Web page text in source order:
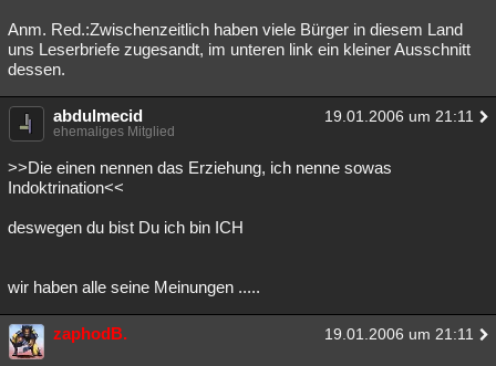
Anm. Red.:Zwischenzeitlich haben viele Bürger in diesem Land
uns Leserbriefe zugesandt, im unteren link ein kleiner Ausschnitt
dessen.
abdulmecid 19.01.2006 um 21:11
ehemaliges Mitglied
>>Die einen nennen das Erziehung, ich nenne sowas
Indoktrination<<
deswegen du bist Du ich bin ICH
wir haben alle seine Meinungen .....
zaphodB. 19.01.2006 um 21:11